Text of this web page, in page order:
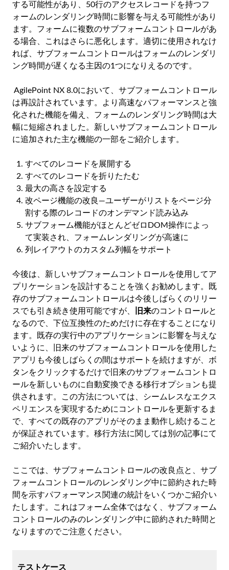
する可能性があり、50行のアクセスレコードを持つフ
ォームのレンダリング時間に影響を与える可能性があり
ます。フォームに複数のサブフォームコントロールがあ
る場合、これはさらに悪化します。適切に使用されなけ
れば、サブフォームコントロールはフォームのレンダリ
ング時間が遅くなる主因の1つになりえるのです。
AgilePoint NX 8.0において、サブフォームコントロール
は再設計されています。より高速なパフォーマンスと強
化された機能を備え、フォームのレンダリング時間は大
幅に短縮されました。新しいサブフォームコントロール
に追加された主な機能の一部をご紹介します。
すべてのレコードを展開する
すべてのレコードを折りたたむ
最大の高さを設定する
改ページ機能の改良―ユーザーがリストをページ分
割する際のレコードのオンデマンド読み込み
サブフォーム機能がほとんどゼロDOM操作によっ
て実装され、フォームレンダリングが高速に
列レイアウトのカスタム列幅をサポート
今後は、新しいサブフォームコントロールを使用してア
プリケーションを設計することを強くお勧めします。既
存のサブフォームコントロールは今後しばらくのリリー
スでも引き続き使用可能ですが、
旧来のコントロールと
なるので、下位互換性のためだけに存在することになり
ます。既存の実行中のアプリケーションに影響を与えな
いように、旧来のサブフォームコントロールを使用した
アプリも今後しばらくの間はサポートを続けますが、ボ
タンをクリックするだけで旧来のサブフォームコントロ
ールを新しいものに自動変換できる移行オプションも提
供されます。この方法については、シームレスなエクス
ペリエンスを実現するためにコントロールを更新するま
で、すべての既存のアプリがそのまま動作し続けること
が保証されています。移行方法に関しては別の記事にて
ご紹介いたします。
ここでは、サブフォームコントロールの改良点と、サブ
フォームコントロールのレンダリング中に節約された時
間を示すパフォーマンス関連の統計をいくつかご紹介い
たします。これはフォーム全体ではなく、サブフォーム
コントロールのみのレンダリング中に節約された時間と
なりますのでご注意ください。
テストケース